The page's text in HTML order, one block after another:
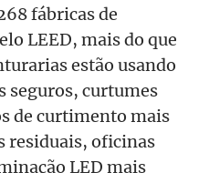
fábricas de
LEED, mais do que
estão usando
seguros, curtumes
de curtimento mais
residuais, oficinas
LED mais